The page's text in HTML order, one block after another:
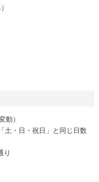
動）
土・日・祝日」と同じ日数
り